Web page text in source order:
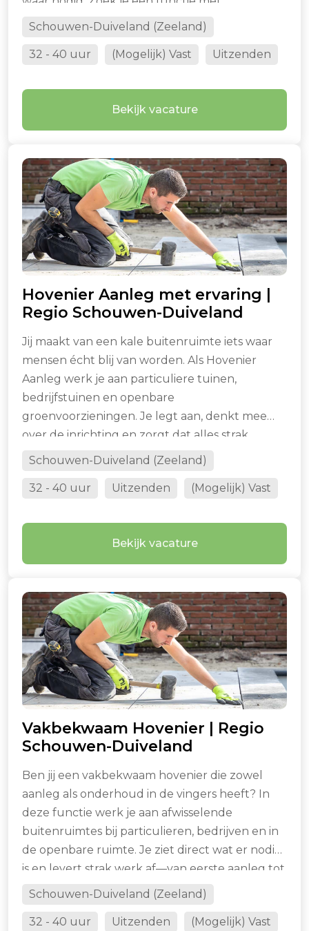
verantwoordelijkheid en afwisseling? Lees dan
Schouwen-Duiveland (Zeeland)
32 - 40 uur (Mogelijk) Vast Uitzenden
Bekijk vacature
Hovenier Aanleg met ervaring |
Regio Schouwen-Duiveland
Jij maakt van een kale buitenruimte iets waar
mensen écht blij van worden. Als Hovenier
Aanleg werk je aan particuliere tuinen,
bedrijfstuinen en openbare
groenvoorzieningen. Je legt aan, denkt mee
over de inrichting en zorgt dat alles strak,
logisch en netjes wordt opgeleverd. Jij ziet
Schouwen-Duiveland (Zeeland)
32 - 40 uur Uitzenden (Mogelijk) Vast
Bekijk vacature
Vakbekwaam Hovenier | Regio
Schouwen-Duiveland
Ben jij een vakbekwaam hovenier die zowel
aanleg als onderhoud in de vingers heeft? In
deze functie werk je aan afwisselende
buitenruimtes bij particulieren, bedrijven en in
de openbare ruimte. Je ziet direct wat er nodig
is en levert strak werk af—van eerste aanleg tot
het netjes houden van het groen.
Schouwen-Duiveland (Zeeland)
32 - 40 uur Uitzenden (Mogelijk) Vast